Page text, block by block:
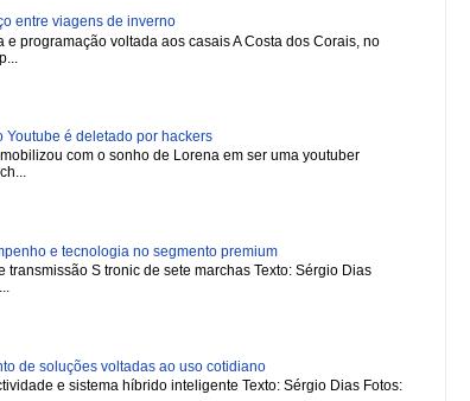
entre viagens de inverno
programação voltada aos casais A Costa dos Corais, no
Youtube é deletado por hackers
com o sonho de Lorena em ser uma youtuber
e tecnologia no segmento premium
transmissão S tronic de sete marchas Texto: Sérgio Dias
de soluções voltadas ao uso cotidiano
e sistema híbrido inteligente Texto: Sérgio Dias Fotos: